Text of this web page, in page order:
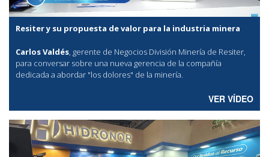
Resiter y su propuesta de valor para la industria minera
Carlos Valdés, gerente de Negocios División Minería de Resiter,
para conversar sobre una nueva gerencia de la compañía
dedicada a abordar "los dolores" de la minería.
VER VÍDEO